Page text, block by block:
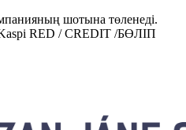
шотына төленеді.
RED / CREDIT /БӨЛІП